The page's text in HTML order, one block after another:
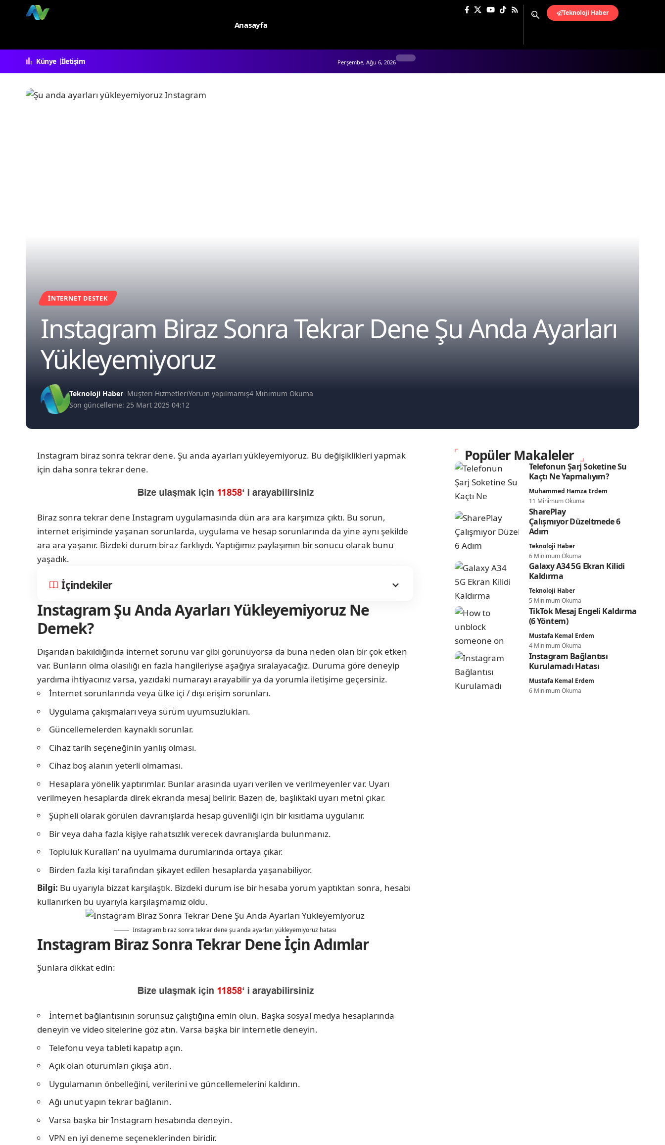
Anasayfa
Teknoloji Haber
Künye İletişim Perşembe, Ağu 6, 2026
İNTERNET DESTEK
Instagram Biraz Sonra Tekrar Dene Şu Anda Ayarları
Yükleyemiyoruz
Son güncelleme: 25 Mart 2025 04:12
Teknoloji Haber- Müşteri HizmetleriYorum yapılmamış4 Minimum Okuma
Instagram biraz sonra tekrar dene. Şu anda ayarları yükleyemiyoruz. Bu değişiklikleri yapmak
için daha sonra tekrar dene.
Biraz sonra tekrar dene Instagram uygulamasında dün ara ara karşımıza çıktı. Bu sorun,
internet erişiminde yaşanan sorunlarda, uygulama ve hesap sorunlarında da yine aynı şekilde
ara ara yaşanır. Bizdeki durum biraz farklıydı. Yaptığımız paylaşımın bir sonucu olarak bunu
yaşadık.
İçindekiler
Instagram Şu Anda Ayarları Yükleyemiyoruz Ne
Demek?
Dışarıdan bakıldığında internet sorunu var gibi görünüyorsa da buna neden olan bir çok etken
var. Bunların olma olasılığı en fazla hangileriyse aşağıya sıralayacağız. Duruma göre deneyip
yardıma ihtiyacınız varsa, yazıdaki numarayı arayabilir ya da yorumla iletişime geçersiniz.
İnternet sorunlarında veya ülke içi / dışı erişim sorunları.
Uygulama çakışmaları veya sürüm uyumsuzlukları.
Güncellemelerden kaynaklı sorunlar.
Cihaz tarih seçeneğinin yanlış olması.
Cihaz boş alanın yeterli olmaması.
Hesaplara yönelik yaptırımlar. Bunlar arasında uyarı verilen ve verilmeyenler var. Uyarı
verilmeyen hesaplarda direk ekranda mesaj belirir. Bazen de, başlıktaki uyarı metni çıkar.
Şüpheli olarak görülen davranışlarda hesap güvenliği için bir kısıtlama uygulanır.
Bir veya daha fazla kişiye rahatsızlık verecek davranışlarda bulunmanız.
Topluluk Kuralları’ na uyulmama durumlarında ortaya çıkar.
Birden fazla kişi tarafından şikayet edilen hesaplarda yaşanabiliyor.
Bilgi: Bu uyarıyla bizzat karşılaştık. Bizdeki durum ise bir hesaba yorum yaptıktan sonra, hesabı
kullanırken bu uyarıyla karşılaşmamız oldu.
Instagram biraz sonra tekrar dene şu anda ayarları yükleyemiyoruz hatası
Instagram Biraz Sonra Tekrar Dene İçin Adımlar
Şunlara dikkat edin:
İnternet bağlantısının sorunsuz çalıştığına emin olun. Başka sosyal medya hesaplarında
deneyin ve video sitelerine göz atın. Varsa başka bir internetle deneyin.
Telefonu veya tableti kapatıp açın.
Açık olan oturumları çıkışa atın.
Uygulamanın önbelleğini, verilerini ve güncellemelerini kaldırın.
Ağı unut yapın tekrar bağlanın.
Varsa başka bir Instagram hesabında deneyin.
VPN en iyi deneme seçeneklerinden biridir.
Popüler Makaleler
Telefonun Şarj Soketine Su
Kaçtı Ne Yapmalıyım?
Muhammed Hamza Erdem
11 Minimum Okuma
SharePlay
Çalışmıyor Düzeltmede 6
Adım
Teknoloji Haber
6 Minimum Okuma
Galaxy A34 5G Ekran Kilidi
Kaldırma
Teknoloji Haber
5 Minimum Okuma
TikTok Mesaj Engeli Kaldırma
(6 Yöntem)
Mustafa Kemal Erdem
4 Minimum Okuma
Instagram Bağlantısı
Kurulamadı Hatası
Mustafa Kemal Erdem
6 Minimum Okuma